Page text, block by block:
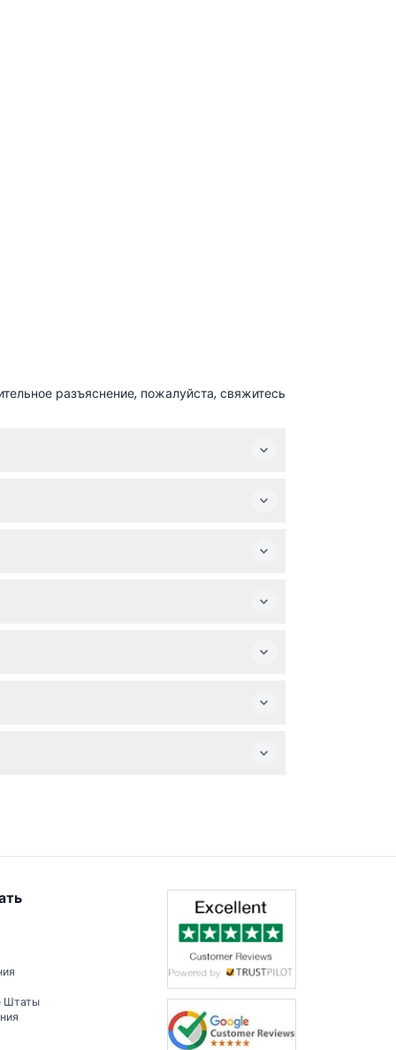
разъяснение, пожалуйста, свяжитесь
Штаты